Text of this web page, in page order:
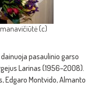
(c)
pasaulinio garso
Larinas (1956–2008).
Edgaro Montvido, Almanto